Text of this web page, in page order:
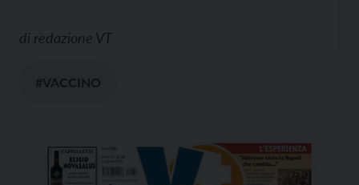
di redazione VT
#VACCINO